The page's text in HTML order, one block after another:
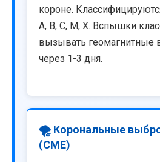
короне.
A, B, C, M, X. Вспышки
вызывать геомагнитные
через 1-3 дня.
🌪️ Корональные
(CME)